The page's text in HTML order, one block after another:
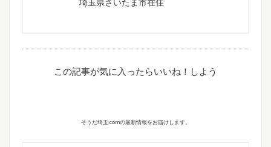
埼玉県さいたま市在住
この記事が気に入ったらいいね！しよう
そうだ埼玉.comの最新情報をお届けします。